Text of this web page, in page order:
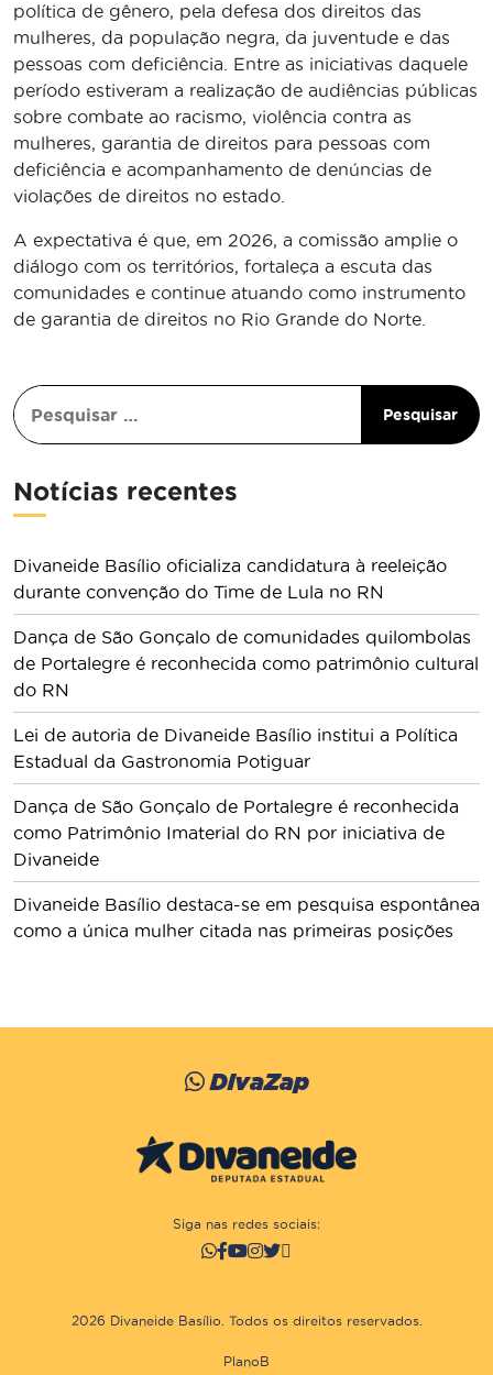
política de gênero, pela defesa dos direitos das
mulheres, da população negra, da juventude e das
pessoas com deficiência. Entre as iniciativas daquele
período estiveram a realização de audiências públicas
sobre combate ao racismo, violência contra as
mulheres, garantia de direitos para pessoas com
deficiência e acompanhamento de denúncias de
violações de direitos no estado.
A expectativa é que, em 2026, a comissão amplie o
diálogo com os territórios, fortaleça a escuta das
comunidades e continue atuando como instrumento
de garantia de direitos no Rio Grande do Norte.
Notícias recentes
Divaneide Basílio oficializa candidatura à reeleição
durante convenção do Time de Lula no RN
Dança de São Gonçalo de comunidades quilombolas
de Portalegre é reconhecida como patrimônio cultural
do RN
Lei de autoria de Divaneide Basílio institui a Política
Estadual da Gastronomia Potiguar
Dança de São Gonçalo de Portalegre é reconhecida
como Patrimônio Imaterial do RN por iniciativa de
Divaneide
Divaneide Basílio destaca-se em pesquisa espontânea
como a única mulher citada nas primeiras posições
DivaZap
Siga nas redes sociais:
2026 Divaneide Basílio. Todos os direitos reservados.
PlanoB